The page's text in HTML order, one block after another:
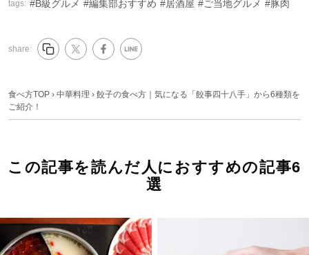
tags: B級グルメ 編集部おすすめ 居酒屋 ご当地グルメ 豚肉
share:
食べ方TOP › 中華料理 › 餃子の食べ方｜気になる「餃事四十八手」から6種類を
ご紹介！
この記事を読んだ人におすすめの記事6
選